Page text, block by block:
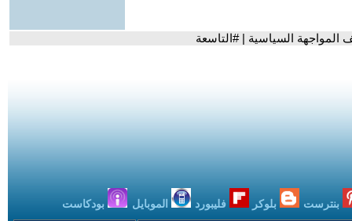
السياسية | #التاسعة
بنترست بلوكر فليبورد الموبايل بودكاست